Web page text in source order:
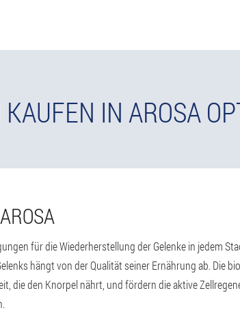
IN AROSA
für die Wiederherstellung der Gelenke in jedem
hängt von der Qualität seiner Ernährung ab. Die
die den Knorpel nährt, und fördern die aktive